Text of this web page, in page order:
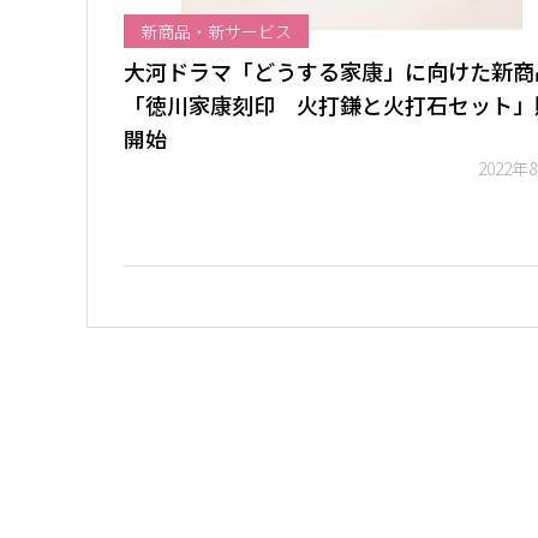
新商品・新サービス
大河ドラマ「どうする家康」に向けた新
「徳川家康刻印 火打鎌と火打石セット
開始
2022年